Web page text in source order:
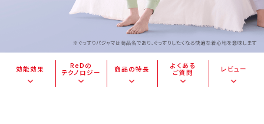
効能効果
ReDの
テクノロジー
商品の特長
よくある
ご質問
レビュー